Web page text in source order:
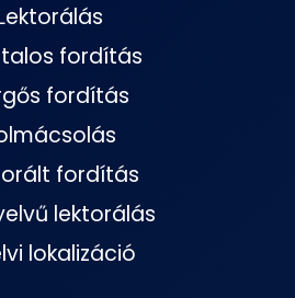
fordítás
fordítás
fordítás
lektorálás
lokalizáció